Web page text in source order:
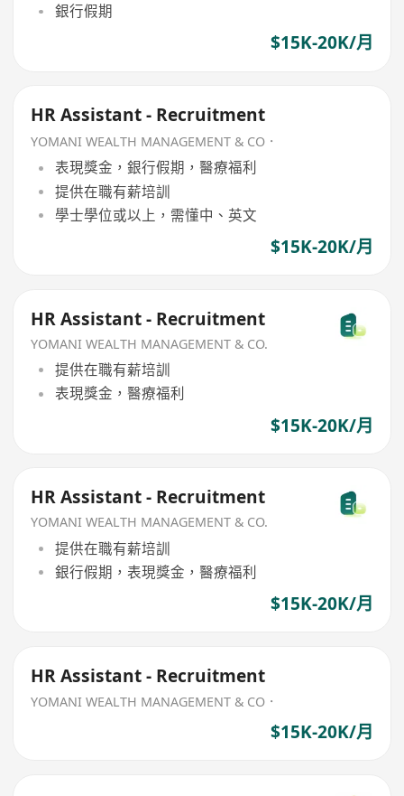
銀行假期
$15K-20K/月
HR Assistant - Recruitment
YOMANI WEALTH MANAGEMENT & CO．
表現獎金，銀行假期，醫療福利
提供在職有薪培訓
學士學位或以上，需懂中、英文
$15K-20K/月
HR Assistant - Recruitment
YOMANI WEALTH MANAGEMENT & CO.
提供在職有薪培訓
表現獎金，醫療福利
$15K-20K/月
HR Assistant - Recruitment
YOMANI WEALTH MANAGEMENT & CO.
提供在職有薪培訓
銀行假期，表現獎金，醫療福利
$15K-20K/月
HR Assistant - Recruitment
YOMANI WEALTH MANAGEMENT & CO．
$15K-20K/月